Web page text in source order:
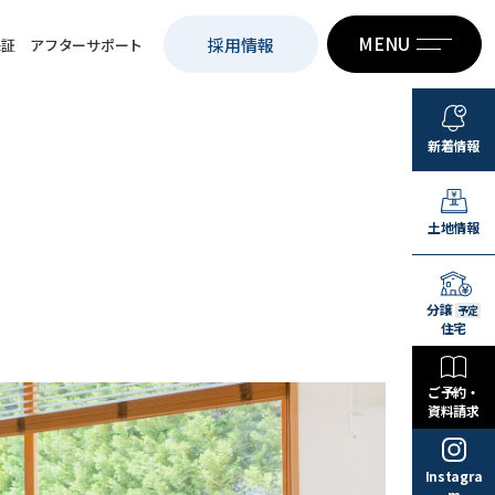
アフターサポート 採用情報 MENU
新着情報
土地情報
分譲 予定
住宅
ご予約・
資料請求
Instagra